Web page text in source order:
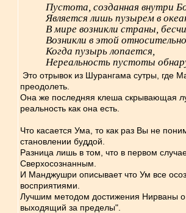
Пустота, созданная внутри
Является лишь пузырем в
В мире возникли страны,
Возникли в этой
Когда пузырь лопается,
Нереальность пустоты
Это отрывок из Шурангама сутры, где
преодолеть.
Она же последняя клеша скрывающая
реальность как она есть.
Что касается Ума, то как раз Вы не
становлении буддой.
Разница лишь в том, что в первом
Сверхосознанным.
И Манджушри описывает что Ум все
восприятиями.
Лучшим методом достижения Нирваны
выходящий за пределы".